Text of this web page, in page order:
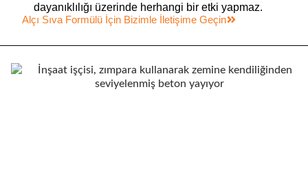
dayanıklılığı üzerinde herhangi bir etki yapmaz.
Alçı Sıva Formülü İçin Bizimle İletişime Geçin